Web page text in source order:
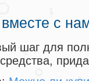
с
шаг для